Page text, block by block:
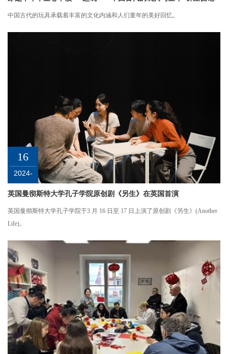
中国古代的玩具承载着丰富的文化内涵和人们童年的美好回忆。
16
2024-
英国曼彻斯特大学孔子学院原创剧《另生》在英国首演
英国曼彻斯特大学孔子学院于3 月 16 日至 17 日上演了原创剧《另生》(Another
Life)。